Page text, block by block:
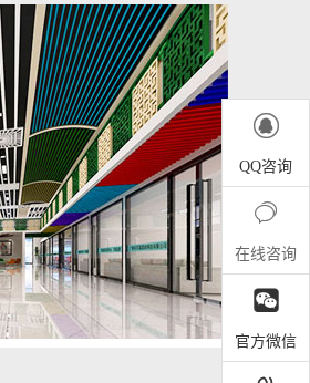

QQ咨询

在线咨询

官方微信